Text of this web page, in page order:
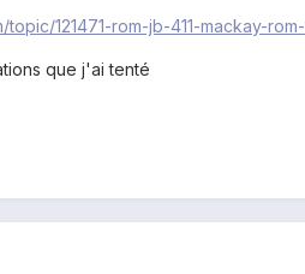
121471-rom-jb-411-mackay-
que j'ai tenté